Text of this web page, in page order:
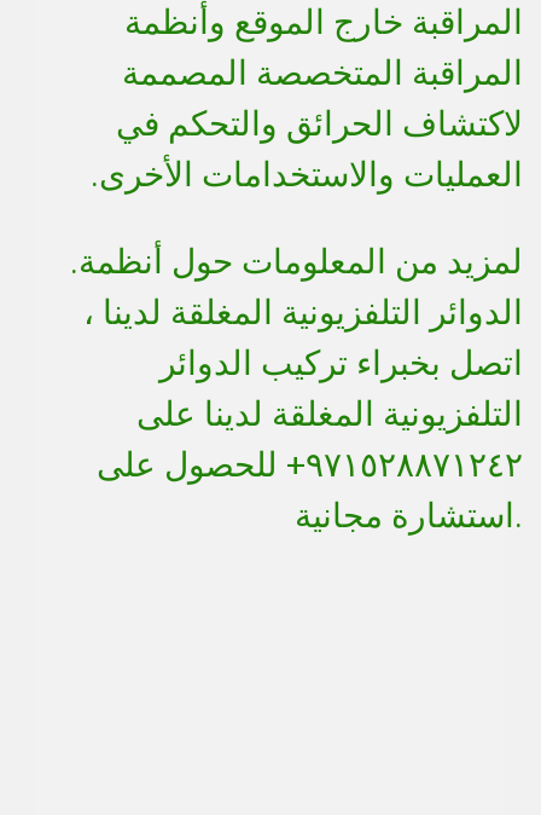
المراقبة خارج الموقع وأنظمة
المراقبة المتخصصة المصممة
لاكتشاف الحرائق والتحكم في
العمليات والاستخدامات الأخرى.
.لمزيد من المعلومات حول أنظمة
الدوائر التلفزيونية المغلقة لدينا ،
اتصل بخبراء تركيب الدوائر
التلفزيونية المغلقة لدينا على
٩٧١٥٢٨٨٧١٢٤٢+ للحصول على
استشارة مجانية.